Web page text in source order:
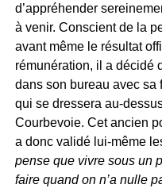
d’appréhender
à venir. Conscient de la
avant même le résultat
rémunération, il a décidé
dans son bureau avec sa
qui se dressera au-
Courbevoie. Cet ancien
a donc validé lui-même
pense que vivre sous un
faire quand on n’a nulle